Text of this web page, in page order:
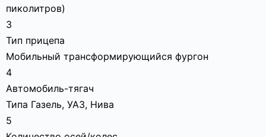
пиколитров)
3
Тип прицепа
Мобильный трансформирующийся фургон
4
Автомобиль-тягач
Типа Газель, УАЗ, Нива
5